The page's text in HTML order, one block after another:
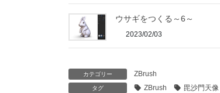
ウサギをつくる～6～
2023/02/03
カテゴリー ZBrush
タグ ZBrush 毘沙門天像